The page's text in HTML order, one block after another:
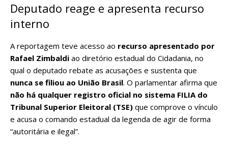
Deputado reage e apresenta recurso
interno
A reportagem teve acesso ao recurso apresentado por
Rafael Zimbaldi ao diretório estadual do Cidadania, no
qual o deputado rebate as acusações e sustenta que
nunca se filiou ao União Brasil. O parlamentar afirma que
não há qualquer registro oficial no sistema FILIA do
Tribunal Superior Eleitoral (TSE) que comprove o vínculo
e acusa o comando estadual da legenda de agir de forma
“autoritária e ilegal”.